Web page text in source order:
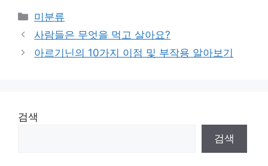
Categories
미분류
사람들은 무엇을 먹고 살아요?
아르기닌의 10가지 이점 및 부작용 알아보기
검색
검색